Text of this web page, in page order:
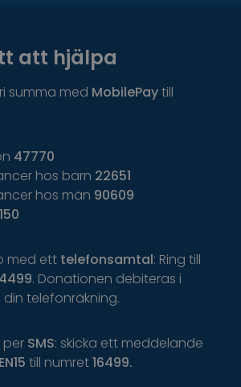
att hjälpa
summa med MobilePaytill
47770
hos barn 22651
hos män 90609
med ett telefonsamtal: Ring till
. Donationen debiteras i
telefonräkning.
per SMS: skicka ett meddelande
till numret16499.